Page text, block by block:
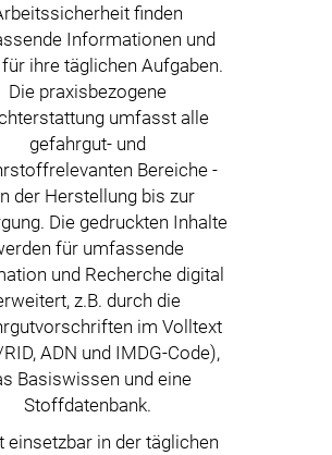
finden
Informationen und
ihre täglichen Aufgaben.
Die praxisbezogene
umfasst alle
gefahrgut- und
Bereiche -
der Herstellung bis zur
Die gedruckten Inhalte
für umfassende
und Recherche digital
z.B. durch die
im Volltext
ADN und IMDG-Code),
Basiswissen und eine
Stoffdatenbank.
einsetzbar in der täglichen